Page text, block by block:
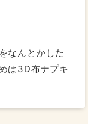
なんとかした
は3D布ナプキ